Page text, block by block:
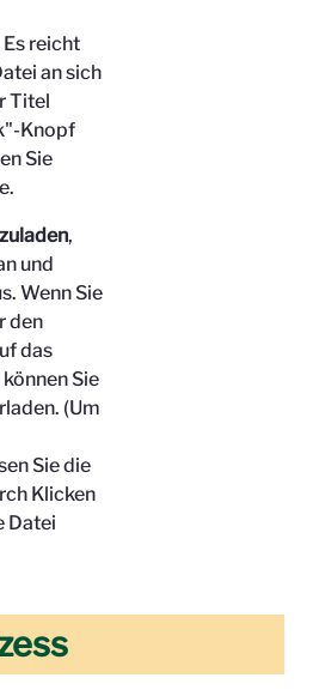
reicht
an sich
Titel
Knopf
Sie
,
und
Wenn Sie
den
das
Sie
(Um
Sie die
Klicken
Datei